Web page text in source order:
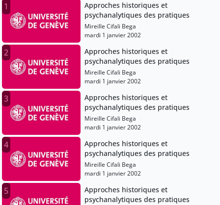
1
Approches historiques et
psychanalytiques des pratiques
Mireille Cifali Bega
mardi 1 janvier 2002
2
Approches historiques et
psychanalytiques des pratiques
Mireille Cifali Bega
mardi 1 janvier 2002
3
Approches historiques et
psychanalytiques des pratiques
Mireille Cifali Bega
mardi 1 janvier 2002
4
Approches historiques et
psychanalytiques des pratiques
Mireille Cifali Bega
mardi 1 janvier 2002
5
Approches historiques et
psychanalytiques des pratiques